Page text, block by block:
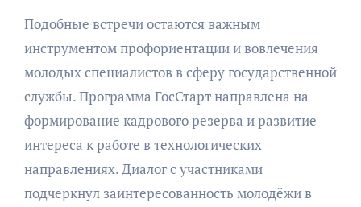
Подобные встречи остаются важным
инструментом профориентации и вовлечения
молодых специалистов в сферу государственной
службы. Программа ГосСтарт направлена на
формирование кадрового резерва и развитие
интереса к работе в технологических
направлениях. Диалог с участниками
подчеркнул заинтересованность молодёжи в